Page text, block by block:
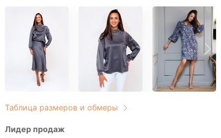
Рубашки
Сорочки
Толстовки
Туники
Футболки
Халаты
Юбки
МУЖСКОЕ
Таблица размеров и обмеры
Лидер продаж